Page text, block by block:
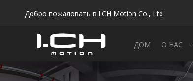
Добро пожаловать в I.CH Motion Co., Ltd
ДОМ О НАС